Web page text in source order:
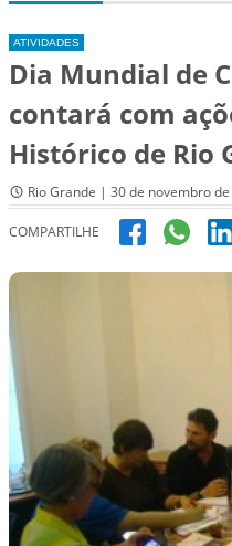
ATIVIDADES
Dia Mundial de
contará com
Histórico de Rio
Rio Grande | 30 de novembro
COMPARTILHE